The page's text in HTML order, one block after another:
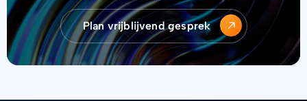
Plan vrijblijvend gesprek